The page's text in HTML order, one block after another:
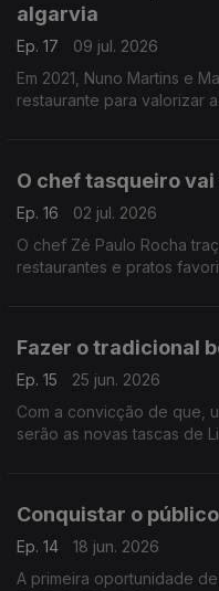
algarvia
Ep. 17
09 jul. 2026
Em 2021, Nuno Martins e
restaurante para valorizar
O chef tasqueiro
Ep. 16
02 jul. 2026
O chef Zé Paulo Rocha
restaurantes e pratos
Fazer o tradicional
Ep. 15
25 jun. 2026
Com a convicção de que,
serão as novas tascas de
Conquistar o
Ep. 14
18 jun. 2026
A primeira oportunidade